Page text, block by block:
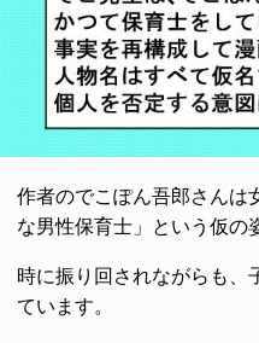
作者のでこぽん吾郎さんは
な男性保育士」という仮の
時に振り回されながらも、
ています。